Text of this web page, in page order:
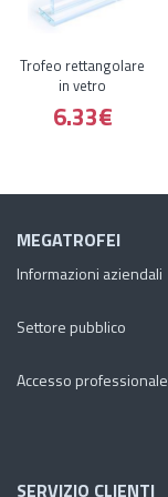
Trofeo rettangolare
in vetro
6.33€
MEGATROFEI
Informazioni aziendali
Settore pubblico
Accesso professionale
SERVIZIO CLIENTI